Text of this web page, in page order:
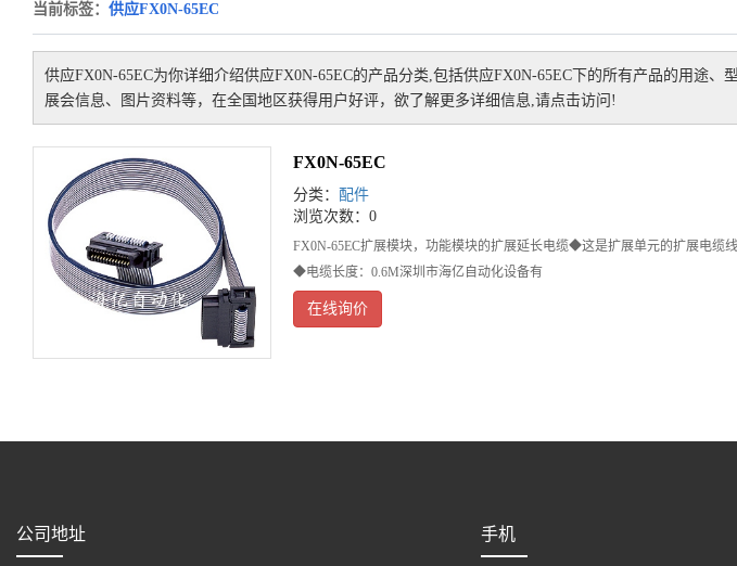
当前标签： 供应FX0N-65EC
供应FX0N-65EC为你详细介绍供应FX0N-65EC的产品分类,包括供应FX0N-65EC 下的所有产品的用途、
展会信息、图片资料等，在全国地区获得用户好评，欲了解更多详细信息,请点击访问!
FX0N-65EC
分类： 配件
浏览次数：0
FX0N-65EC扩展模块，功能模块的扩展延长电缆◆这是扩展单元的扩展电
◆电缆长度：0.6M深圳市海亿自动化设备有
在线询价
公司地址 手机